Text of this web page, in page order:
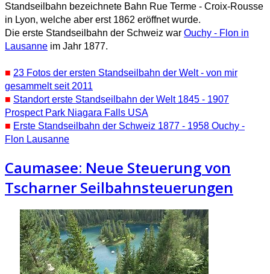
Standseilbahn bezeichnete Bahn Rue Terme - Croix-Rousse
in Lyon, welche aber erst 1862 eröffnet wurde.
Die erste Standseilbahn der Schweiz war Ouchy - Flon in
Lausanne im Jahr 1877.
■ 23 Fotos der ersten Standseilbahn der Welt - von mir
gesammelt seit 2011
■ Standort erste Standseilbahn der Welt 1845 - 1907
Prospect Park Niagara Falls USA
■ Erste Standseilbahn der Schweiz 1877 - 1958 Ouchy -
Flon Lausanne
Caumasee: Neue Steuerung von
Tscharner Seilbahnsteuerungen